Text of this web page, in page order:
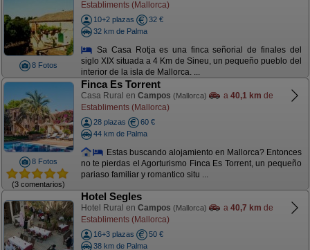
8 Fotos
Establiments (Mallorca)
10+2 plazas
32 €
32 km de Palma
Sa Casa Rotja es una finca señorial de finales del
siglo XIX situada a 4 Km de Sineu, un pequeño pueblo del
interior de la isla de Mallorca. ...
8 Fotos
(3 comentarios)
Finca Es Torrent
Casa Rural en Campos (Mallorca) a 40,1 km de
Establiments (Mallorca)
28 plazas
60 €
44 km de Palma
Estas buscando alojamiento en Mallorca? Entonces
no te pierdas el Agorturismo Finca Es Torrent, un pequeño
pariaso familiar y romantico situ ...
Hotel Segles
Hotel Rural en Campos (Mallorca) a 40,7 km de
Establiments (Mallorca)
16+3 plazas
50 €
38 km de Palma